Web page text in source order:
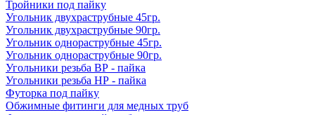
Тройники под пайку
Угольник двухраструбные 45гр.
Угольник двухраструбные 90гр.
Угольник однораструбные 45гр.
Угольник однораструбные 90гр.
Угольники резьба ВР - пайка
Угольники резьба НР - пайка
Футорка под пайку
Обжимные фитинги для медных труб